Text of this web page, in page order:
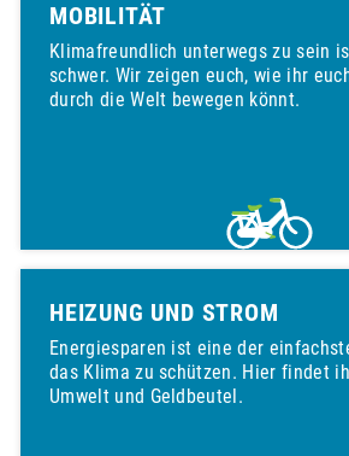
MOBILITÄT
Klimafreundlich unterwegs zu sein
schwer. Wir zeigen euch, wie ihr
durch die Welt bewegen könnt.
HEIZUNG UND STROM
Energiesparen ist eine der
das Klima zu schützen. Hier findet
Umwelt und Geldbeutel.